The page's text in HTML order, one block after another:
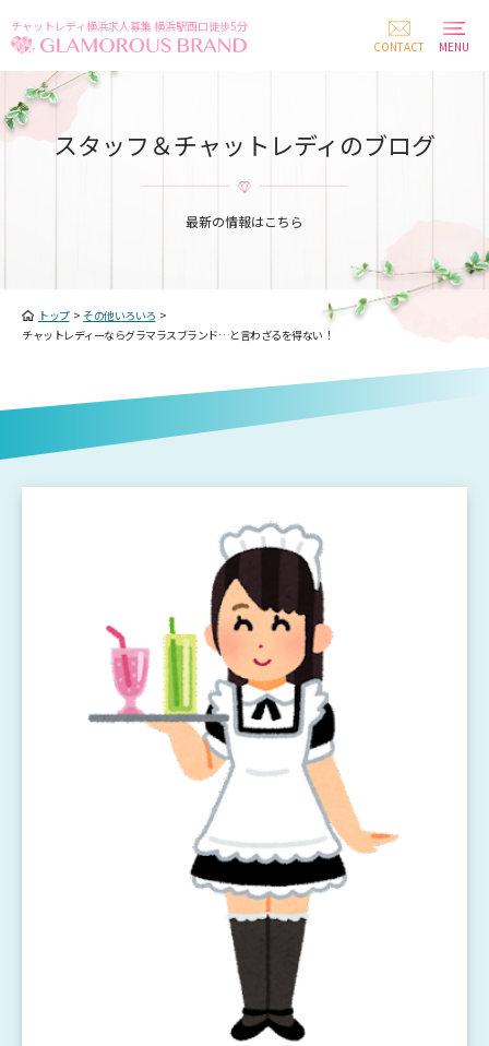
チャットレディ横浜求人募集 横浜駅西口徒歩5分
CONTACT
MENU
スタッフ＆チャットレディのブログ
最新の情報はこちら
トップ> その他いろいろ >
チャットレディーならグラマラスブランド…と言わざるを得ない！